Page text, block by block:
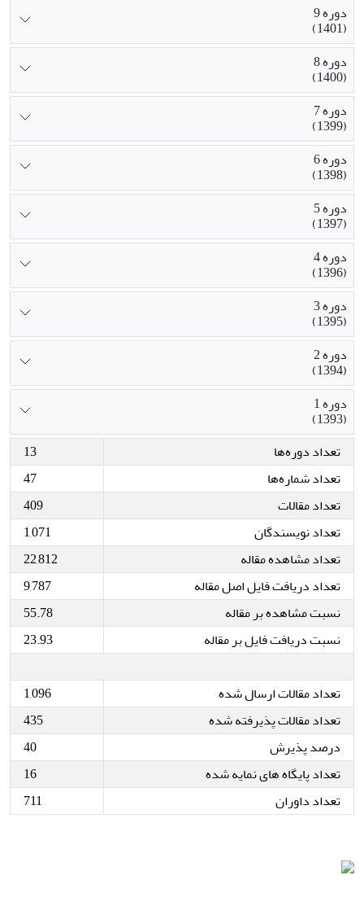
دوره 9
(1401)
دوره 8
(1400)
دوره 7
(1399)
دوره 6
(1398)
دوره 5
(1397)
دوره 4
(1396)
دوره 3
(1395)
دوره 2
(1394)
دوره 1
(1393)
تعداد دوره‌ها
13
تعداد شماره‌ها
47
تعداد مقالات
409
تعداد نویسندگان
1,071
تعداد مشاهده مقاله
22,812
تعداد دریافت فایل اصل مقاله
9,787
نسبت مشاهده بر مقاله
55.78
نسبت دریافت فایل بر مقاله
23.93
تعداد مقالات ارسال شده
1,096
تعداد مقالات پذیرفته شده
435
درصد پذیرش
40
تعداد پایگاه های نمایه شده
16
تعداد داوران
711